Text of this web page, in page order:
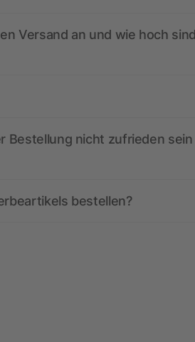
Versand an und wie hoch
Bestellung nicht zufrieden sein
bestellen?